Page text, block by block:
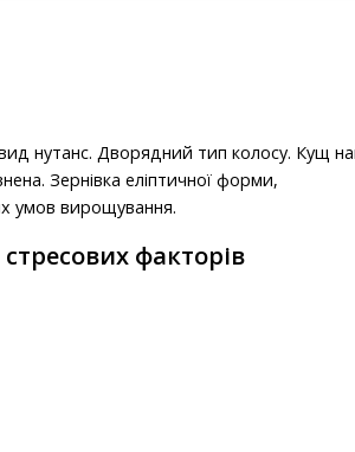
нутанс. Дворядний тип колосу. Кущ
Зернівка еліптичної форми,
умов вирощування.
факторів